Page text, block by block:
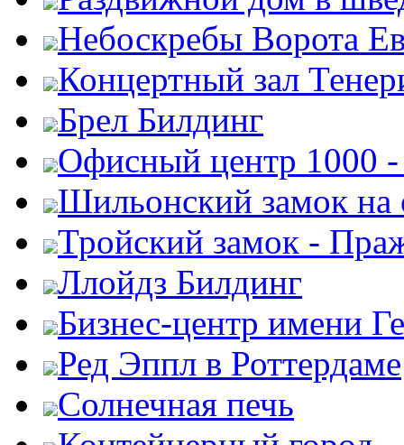
Небоскребы Ворота
Концертный зал
Брел Билдинг
Офисный центр 1000 -
Шильонский замок на
Тройский замок -
Ллойдз Билдинг
Бизнес-центр имени
Ред Эппл в Роттердаме
Солнечная печь